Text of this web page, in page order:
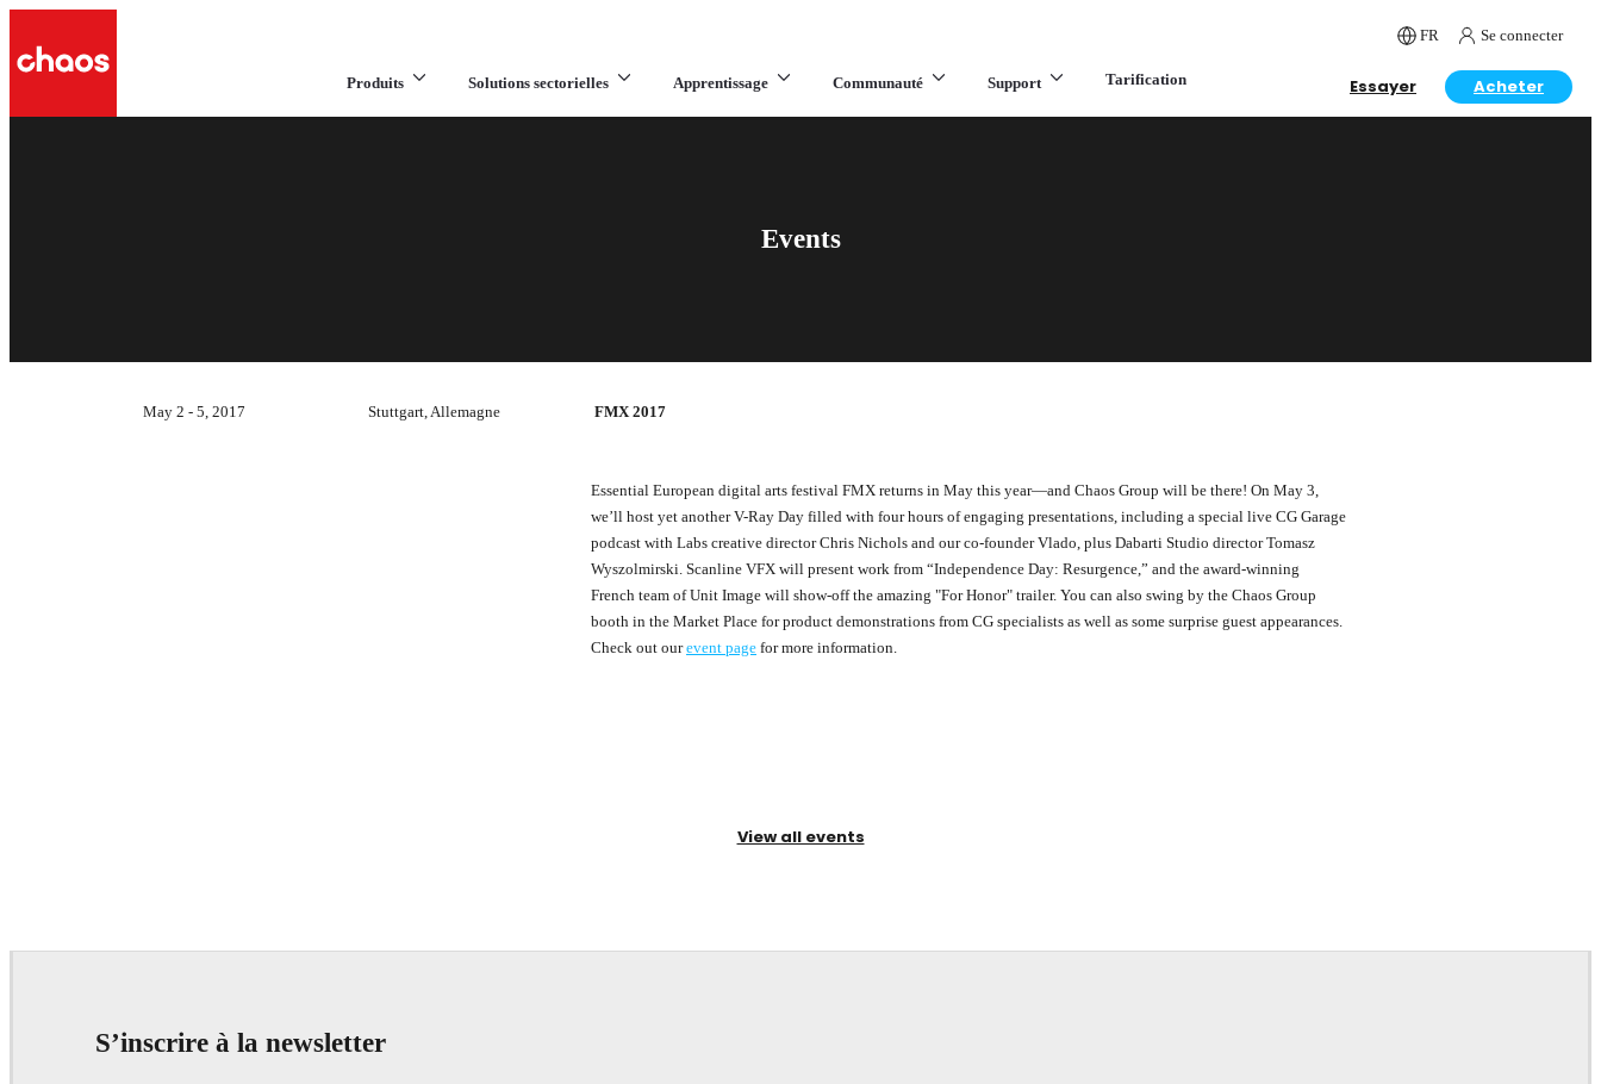
FR Se connecter
Produits Solutions sectorielles Apprentissage Communauté Support Tarification Essayer Acheter
Events
May 2 - 5, 2017 Stuttgart, Allemagne FMX 2017
Essential European digital arts festival FMX returns in May this year—and Chaos Group will be there! On May 3,
we’ll host yet another V-Ray Day filled with four hours of engaging presentations, including a special live CG Garage
podcast with Labs creative director Chris Nichols and our co-founder Vlado, plus Dabarti Studio director Tomasz
Wyszolmirski. Scanline VFX will present work from “Independence Day: Resurgence,” and the award-winning
French team of Unit Image will show-off the amazing "For Honor" trailer. You can also swing by the Chaos Group
booth in the Market Place for product demonstrations from CG specialists as well as some surprise guest appearances.
Check out ourevent page for more information.
View all events
S’inscrire à la newsletter